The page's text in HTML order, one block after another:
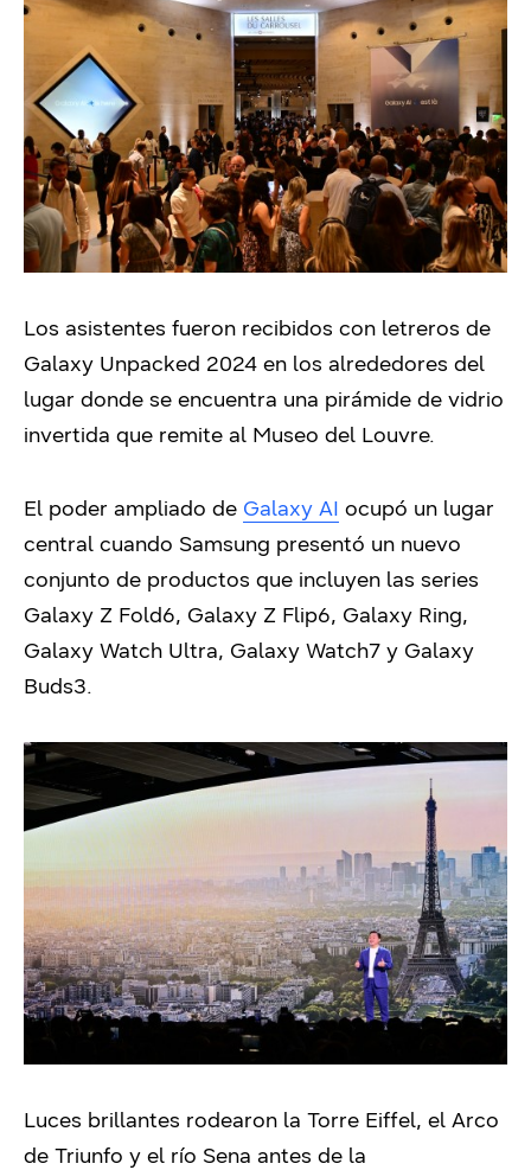
Los asistentes fueron recibidos con letreros de
Galaxy Unpacked 2024 en los alrededores del
lugar donde se encuentra una pirámide de vidrio
invertida que remite al Museo del Louvre.
El poder ampliado de Galaxy AI ocupó un lugar
central cuando Samsung presentó un nuevo
conjunto de productos que incluyen las series
Galaxy Z Fold6, Galaxy Z Flip6, Galaxy Ring,
Galaxy Watch Ultra, Galaxy Watch7 y Galaxy
Buds3.
Luces brillantes rodearon la Torre Eiffel, el Arco
de Triunfo y el río Sena antes de la